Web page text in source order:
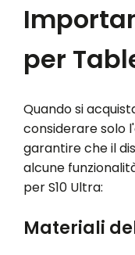
per
Quando si
considerare solo
garantire che il
alcune
per S10 Ultra:
Materiali